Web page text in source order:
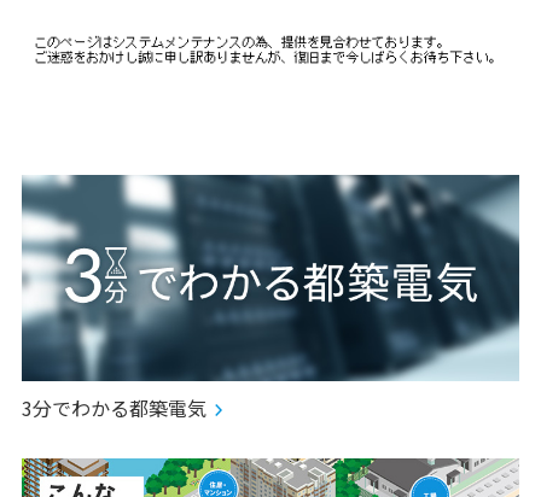
都築電気、クラウド型動態管理サービス「TCloud for SCM」
に新機能を追加
日本経済新聞（全国版朝刊）に「石坂友宏プロ 優勝広告」を
掲載しました
3分でわかる都築電気